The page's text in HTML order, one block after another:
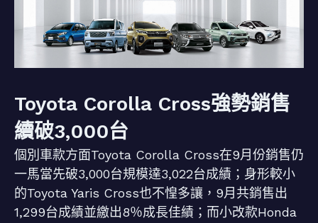
Toyota Corolla Cross強勢銷售
續破3,000台
個別車款方面Toyota Corolla Cross在9月份銷售仍
一馬當先破3,000台規模達3,022台成績；身形較小
的Toyota Yaris Cross也不惶多讓，9月共銷售出
1,299台成績並繳出8％成長佳績；而小改款Honda